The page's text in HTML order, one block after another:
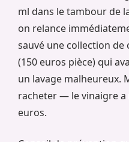
ml dans le tambour de
on relance
sauvé une collection
(150 euros pièce) qui
un lavage malheureux.
racheter — le vinaigre
euros.